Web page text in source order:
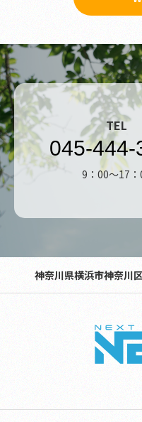
TEL
045-444-
9：00～17：
神奈川県横浜市神奈